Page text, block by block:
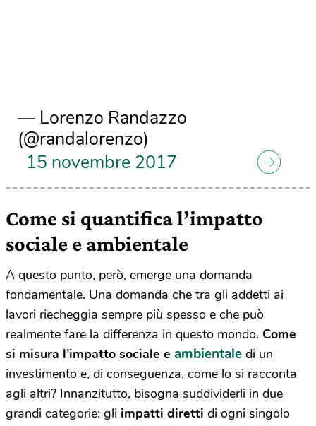
— Lorenzo Randazzo
(@randalorenzo)
15 novembre 2017
Come si quantifica l’impatto
sociale e ambientale
A questo punto, però, emerge una domanda
fondamentale. Una domanda che tra gli addetti ai
lavori riecheggia sempre più spesso e che può
realmente fare la differenza in questo mondo. Come
si misura l’impatto sociale e ambientale di un
investimento e, di conseguenza, come lo si racconta
agli altri? Innanzitutto, bisogna suddividerli in due
grandi categorie: gli impatti diretti di ogni singolo